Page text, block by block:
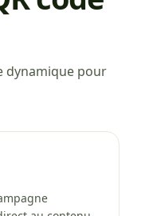
dynamique pour